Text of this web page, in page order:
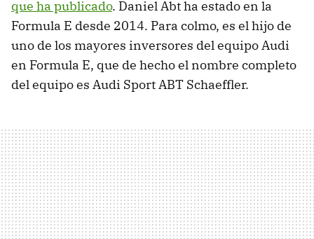
que ha publicado. Daniel Abt ha estado en la
Formula E desde 2014. Para colmo, es el hijo de
uno de los mayores inversores del equipo Audi
en Formula E, que de hecho el nombre completo
del equipo es Audi Sport ABT Schaeffler.